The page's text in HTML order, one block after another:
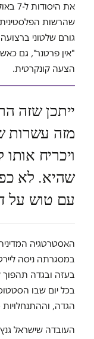
את
שהרשות
גורם שלטוני
"אין פרטנר", גם
הצעה קונקרטית.
ייתכן שזה
מזה עשרות
ויכריח
שהיא. לא
עם טוש על
במסגרתה ניסה
בעזה ובגדה
בכל יום שבו
הגדה,
העובדה שישראל